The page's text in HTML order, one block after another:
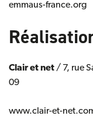
emmaus-france.org
Clair et net/ 7, rue
09
www.clair-et-